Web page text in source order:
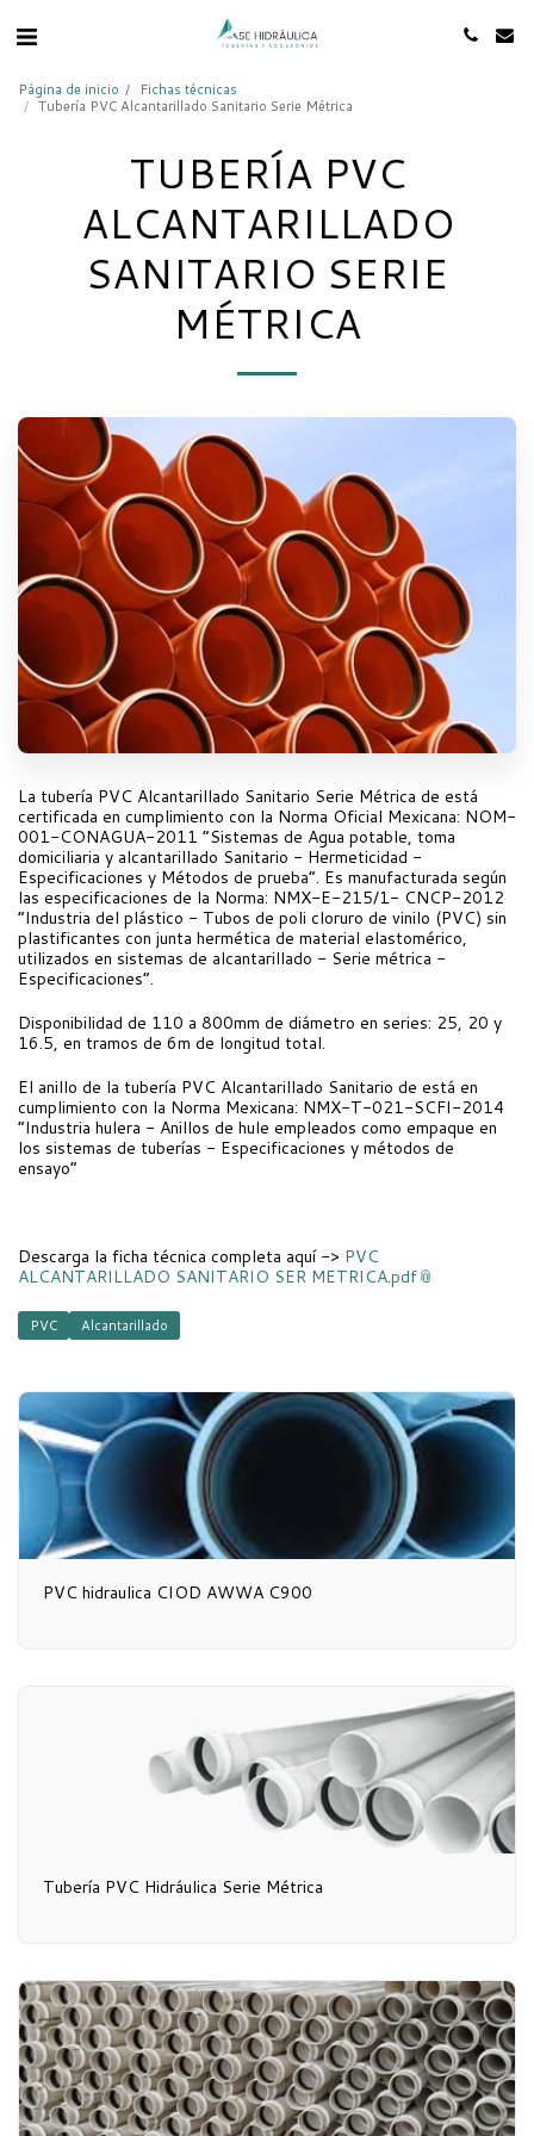
Página de inicio
Fichas técnicas
Tubería PVC Alcantarillado Sanitario Serie Métrica
TUBERÍA PVC
ALCANTARILLADO
SANITARIO SERIE
MÉTRICA
La tubería PVC Alcantarillado Sanitario Serie Métrica de está
certificada en cumplimiento con la Norma Oficial Mexicana: NOM-
001-CONAGUA-2011 “Sistemas de Agua potable, toma
domiciliaria y alcantarillado Sanitario - Hermeticidad -
Especificaciones y Métodos de prueba”. Es manufacturada según
las especificaciones de la Norma: NMX-E-215/1- CNCP-2012
“Industria del plástico - Tubos de poli cloruro de vinilo (PVC) sin
plastificantes con junta hermética de material elastomérico,
utilizados en sistemas de alcantarillado - Serie métrica -
Especificaciones”.
Disponibilidad de 110 a 800mm de diámetro en series: 25, 20 y
16.5, en tramos de 6m de longitud total.
El anillo de la tubería PVC Alcantarillado Sanitario de está en
cumplimiento con la Norma Mexicana: NMX-T-021-SCFI-2014
“Industria hulera - Anillos de hule empleados como empaque en
los sistemas de tuberías - Especificaciones y métodos de
ensayo”
Descarga la ficha técnica completa aquí -> PVC
ALCANTARILLADO SANITARIO SER METRICA.pdf
PVC Alcantarillado
PVC hidraulica CIOD AWWA C900
Tubería PVC Hidráulica Serie Métrica